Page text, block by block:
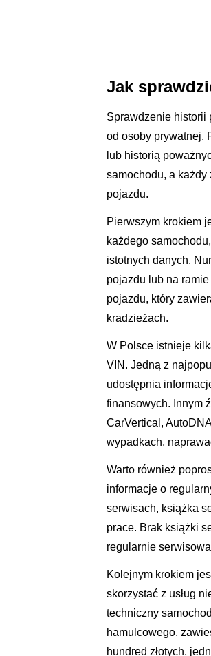
Jak
Sprawdzenie historii
od osoby prywatnej.
lub historią
samochodu, a
pojazdu.
Pierwszym krokiem
każdego
istotnych danych.
pojazdu lub na
pojazdu, który
kradzieżach.
W Polsce istnieje
VIN. Jedną z
udostępnia
finansowych. Innym
CarVertical,
wypadkach,
Warto również
informacje o
serwisach, książka
prace. Brak książki
regularnie
Kolejnym krokiem
skorzystać z usług
techniczny
hamulcowego,
hundred złotych,